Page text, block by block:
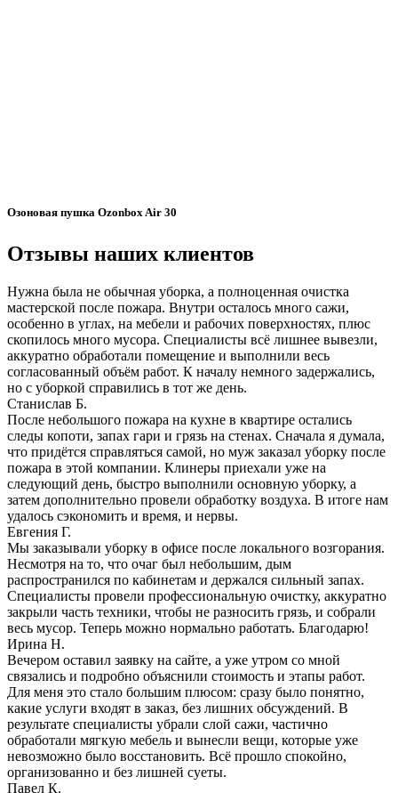
Озоновая пушка Ozonbox Air 30
Отзывы наших клиентов
Нужна была не обычная уборка, а полноценная очистка
мастерской после пожара. Внутри осталось много сажи,
особенно в углах, на мебели и рабочих поверхностях, плюс
скопилось много мусора. Специалисты всё лишнее вывезли,
аккуратно обработали помещение и выполнили весь
согласованный объём работ. К началу немного задержались,
но с уборкой справились в тот же день.
Станислав Б.
После небольшого пожара на кухне в квартире остались
следы копоти, запах гари и грязь на стенах. Сначала я думала,
что придётся справляться самой, но муж заказал уборку после
пожара в этой компании. Клинеры приехали уже на
следующий день, быстро выполнили основную уборку, а
затем дополнительно провели обработку воздуха. В итоге нам
удалось сэкономить и время, и нервы.
Евгения Г.
Мы заказывали уборку в офисе после локального возгорания.
Несмотря на то, что очаг был небольшим, дым
распространился по кабинетам и держался сильный запах.
Специалисты провели профессиональную очистку, аккуратно
закрыли часть техники, чтобы не разносить грязь, и собрали
весь мусор. Теперь можно нормально работать. Благодарю!
Ирина Н.
Вечером оставил заявку на сайте, а уже утром со мной
связались и подробно объяснили стоимость и этапы работ.
Для меня это стало большим плюсом: сразу было понятно,
какие услуги входят в заказ, без лишних обсуждений. В
результате специалисты убрали слой сажи, частично
обработали мягкую мебель и вынесли вещи, которые уже
невозможно было восстановить. Всё прошло спокойно,
организованно и без лишней суеты.
Павел К.